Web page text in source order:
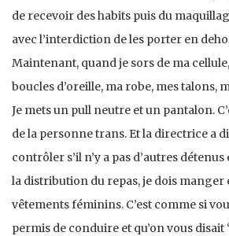
de recevoir des habits puis du
avec l’interdiction de les porter en
Maintenant, quand je sors de ma
boucles d’oreille, ma robe, mes talons,
Je mets un pull neutre et un pantalon.
de la personne trans. Et la directrice a
contrôler s’il n’y a pas d’autres
la distribution du repas, je dois manger
vêtements féminins. C’est comme si
permis de conduire et qu’on vous disait